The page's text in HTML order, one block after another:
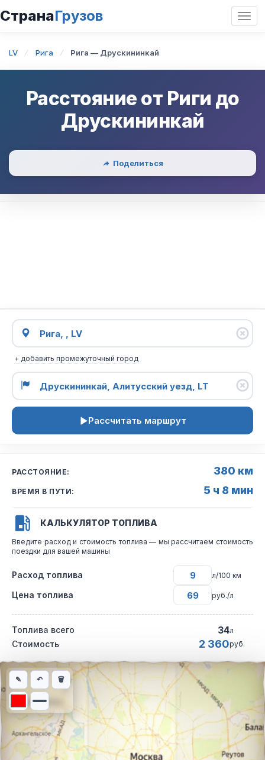
СтранаГрузов
LV Рига Рига — Друскининкай
Расстояние от Риги до
Друскининкай
Поделиться
+ добавить промежуточный город
Рассчитать маршрут
РАССТОЯНИЕ: 380 км
ВРЕМЯ В ПУТИ: 5 ч 8 мин
КАЛЬКУЛЯТОР ТОПЛИВА
Введите расход и стоимость топлива — мы рассчитаем стоимость
поездки для вашей машины
Расход топлива л/100 км
Цена топлива руб./л
Топлива всего 34л
Стоимость 2 360руб.
Интерактивная карта автомобильного маршрута из города
✎ ↶ 🗑